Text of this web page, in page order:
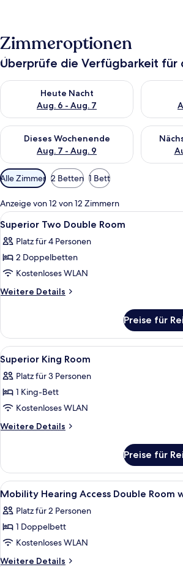
Zimmeroptionen
Überprüfe die Verfügbarkeit für
Heute Nacht
Aug. 6 - Aug. 7
Überprüfe die Verfügbarkeit für heute
Dieses Wochenende
Aug. 7 - Aug. 9
Überprüfe die Verfügbarkeit für dieses
Verfügbare
Filter
für
Zimmer
Alle Zimmer 2 Betten 1 Bett
Anzeige von 12 von 12 Zimmern
Alle
Fotos
für
Superior
Two
Double
Ein
3
Superior Two Double Room
Platz für 4 Personen
2 Doppelbetten
Kostenloses WLAN
Weitere Details
Weitere
Two
Double
Room
Preise für
Alle
Fotos
für
Superior
King
Room
2
Superior King Room
Platz für 3 Personen
1 King-Bett
Kostenloses WLAN
Weitere Details
Weitere
King
Room
Preise für
Alle
Fotos
für
Mobility
Hearing
Access
1
Mobility Hearing Access Double Room
Platz für 2 Personen
1 Doppelbett
Kostenloses WLAN
Weitere Details
Weitere